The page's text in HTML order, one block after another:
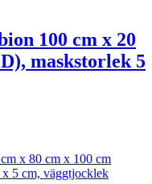
100 cm x 20
maskstorlek 5